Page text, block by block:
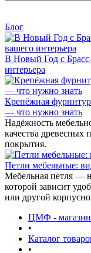
Блог
В Новый Год с
интерьера
Крепёжная
— что нужно знать
Надёжность
качества древесных
покрытия.
Петли мебельные:
Мебельная петля —
которой зависит
или другой
ЦМФ -
•
Каталог
•